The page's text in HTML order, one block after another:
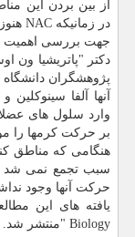
از بین بردن این
در زمانیكه NAC هنوز هم وجود داشت.
جهت بررسی اهمیت
پژوهشگران دانشگاه
آنها آلفا
وارد سلول های
بر حركت كرمها را
هنگامی كه مناطق
سبب تجمع نمی شد و
حركت آنها وجود
Biology "منتشر شد.